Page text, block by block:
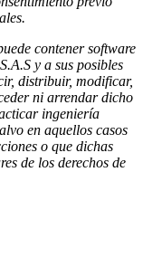
contener software
y a sus posibles
distribuir, modificar,
ni arrendar dicho
ingeniería
en aquellos casos
o que dichas
de los derechos de